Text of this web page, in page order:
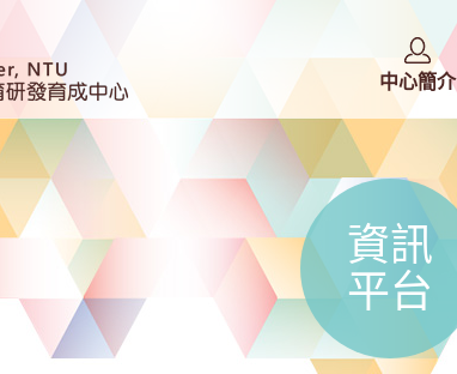
中心簡介
資訊
平台